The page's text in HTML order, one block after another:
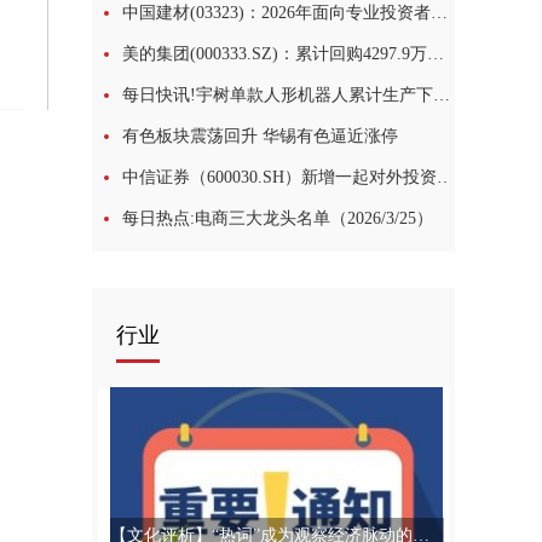
中国建材(03323)：2026年面向专业投资者公开发行科技创新公司债券(第三期)品种二的票面利率为1.72% 每日热议
美的集团(000333.SZ)：累计回购4297.9万股A股股份
每日快讯!宇树单款人形机器人累计生产下线约11000台
有色板块震荡回升 华锡有色逼近涨停
中信证券（600030.SH）新增一起对外投资，被投资公司为广州速德仓储有限公司|焦点日报
每日热点:电商三大龙头名单（2026/3/25）
行业
【文化评析】“热词”成为观察经济脉动的窗口_新动态